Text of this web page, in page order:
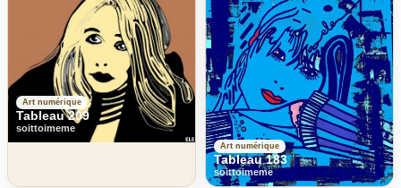
Art numérique
Tableau 209
soittoimeme
Art numérique
Tableau 183
soittoimeme